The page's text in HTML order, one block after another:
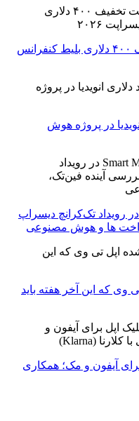
فرصت استثنایی: دریافت تخفیف ۴۰۰ دلاری بلیط کنفرانس
دلاری انویدیا در پروژه هوش
رونمایی از استیج Smart Money در رویداد تک‌کرانچ دیسراپ
وی که این آخر هفته باید
آیفون و مک؛ همکاری